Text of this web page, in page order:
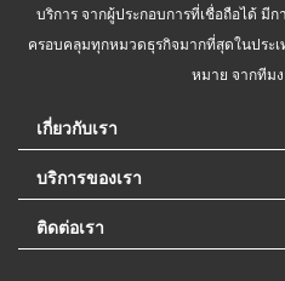
บริการ จากผู้ประกอบการที่เชื่อถือได้ มี
ครอบคลุมทุกหมวดธุรกิจมากที่สุดในประ
หมาย จากทีม
เกี่ยวกับเรา
บริการของเรา
ติดต่อเรา